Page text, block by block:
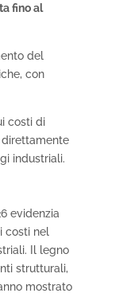
fino al
del
con
costi di
industriali.
evidenzia
costi nel
Il legno
strutturali,
mostrato